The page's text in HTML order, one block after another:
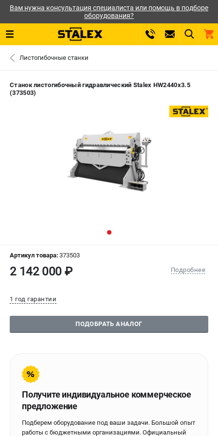
Вам нужна консультация специалиста или помощь в подборе
оборудования?
СЕРВИС
МАГАЗИНЫ
ИЗБРАННОЕ ( 0 )
ВХОД ИЛИ РЕГИСТРАЦИЯ
0 ₽
Политика обработки персональных данных
ИНФОРМАЦИЯ
О компании
О бренде
Юридическим лицам
Листогибочные станки
Станок листогибочный гидравлический Stalex HW2440x3.5
(373503)
Артикул товара: 373503
2 142 000 ₽ Подробнее
1 год гарантии
ПОДОБРАТЬ АНАЛОГ
Получите индивидуальное коммерческое
предложение
Подберем оборудование под ваши задачи. Большой опыт
работы с бюджетными организациями. Официальный